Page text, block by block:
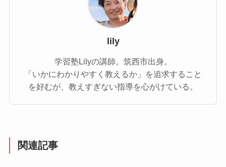
lily
学習塾Lilyの講師。筑西市出身。
「いかにわかりやすく教えるか」を追求すること
を好むが、教えすぎない指導を心がけている。
関連記事